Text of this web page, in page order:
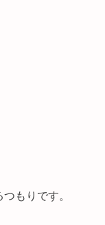
もりです。